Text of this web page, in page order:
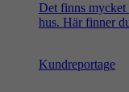
Det finns mycket
hus. Här finner
Kundreportage